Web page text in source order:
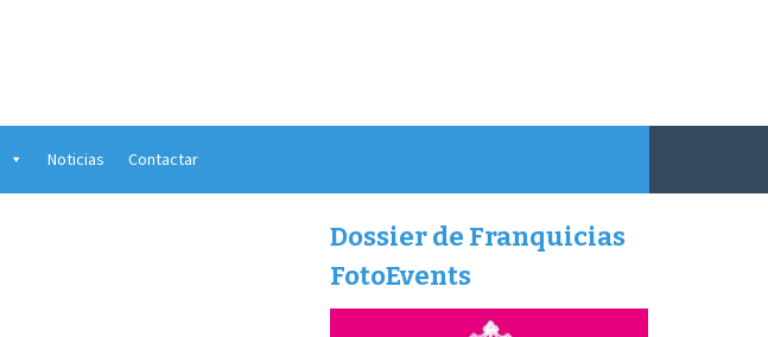
Noticias Contactar
Dossier de Franquicias
FotoEvents